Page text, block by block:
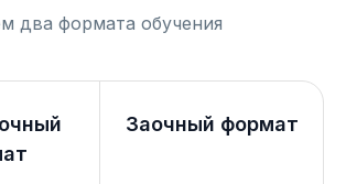
два формата обучения
Заочный формат